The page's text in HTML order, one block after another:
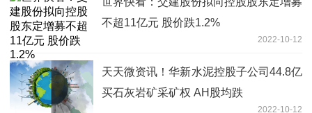
不超11亿元 股价跌1.2%
2022-10-12
天天微资讯！华新水泥控股子公司44.8亿
买石灰岩矿采矿权 AH股均跌
2022-10-12